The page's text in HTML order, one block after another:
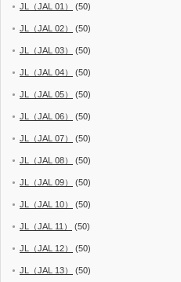
JL（JAL 01） (50)
JL（JAL 02） (50)
JL（JAL 03） (50)
JL（JAL 04） (50)
JL（JAL 05） (50)
JL（JAL 06） (50)
JL（JAL 07） (50)
JL（JAL 08） (50)
JL（JAL 09） (50)
JL（JAL 10） (50)
JL（JAL 11） (50)
JL（JAL 12） (50)
JL（JAL 13） (50)